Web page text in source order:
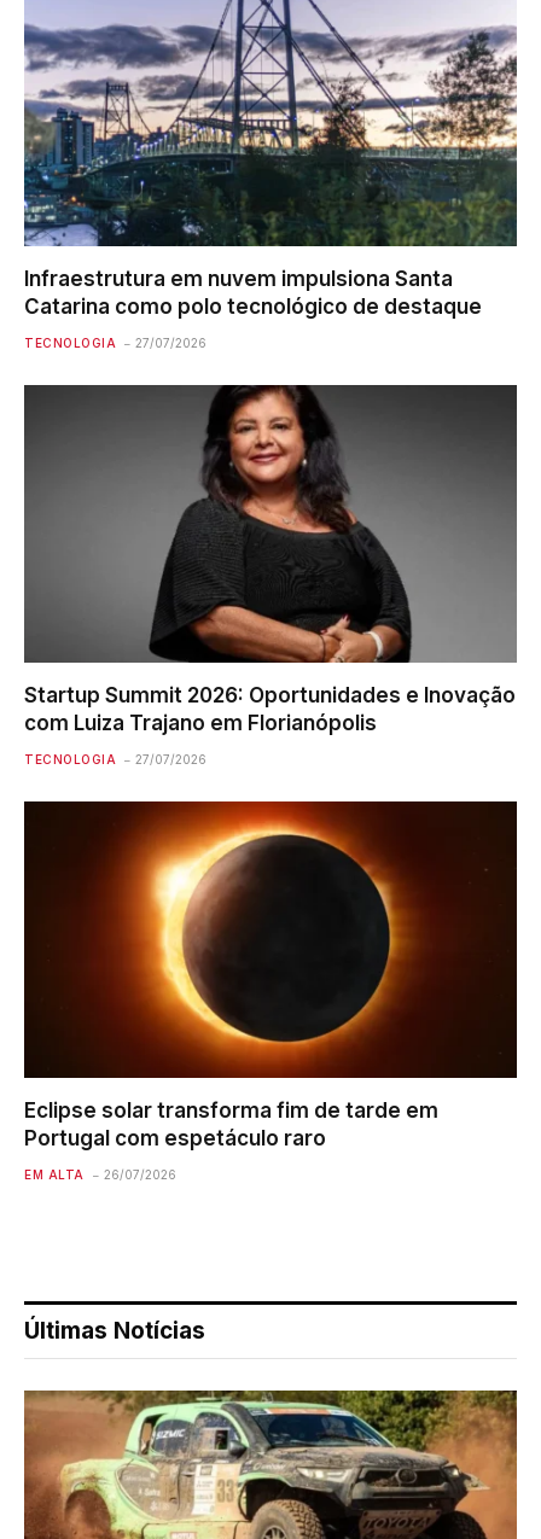
Infraestrutura em nuvem impulsiona Santa
Catarina como polo tecnológico de destaque
TECNOLOGIA 27/07/2026
Startup Summit 2026: Oportunidades e Inovação
com Luiza Trajano em Florianópolis
TECNOLOGIA 27/07/2026
Eclipse solar transforma fim de tarde em
Portugal com espetáculo raro
EM ALTA 26/07/2026
Últimas Notícias